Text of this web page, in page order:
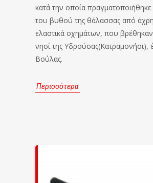
κατά την οποία
του βυθού της θάλασσας από
ελαστικά οχημάτων, που
νησί της Υδρούσας(Κατραμονήσι),
Βούλας.
Περισσότερα